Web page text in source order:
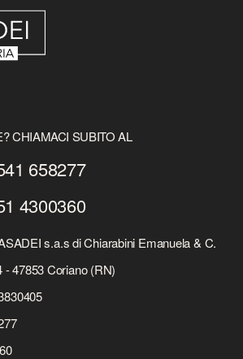
CHIAMACI SUBITO AL
658277
4300360
s.a.s di Chiarabini Emanuela & C.
47853 Coriano (RN)